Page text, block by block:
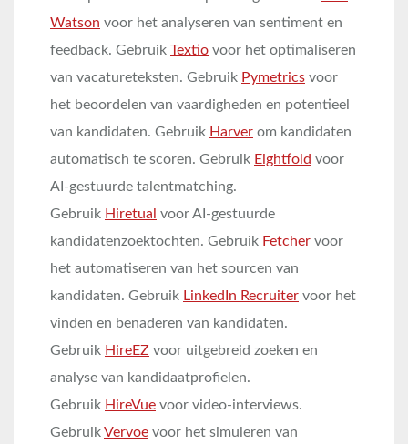
Watson voor het analyseren van sentiment en
feedback. Gebruik Textio voor het optimaliseren
van vacatureteksten. Gebruik Pymetrics voor
het beoordelen van vaardigheden en potentieel
van kandidaten. Gebruik Harver om kandidaten
automatisch te scoren. Gebruik Eightfold voor
AI-gestuurde talentmatching.
Gebruik Hiretual voor AI-gestuurde
kandidatenzoektochten. Gebruik Fetcher voor
het automatiseren van het sourcen van
kandidaten. Gebruik LinkedIn Recruiter voor het
vinden en benaderen van kandidaten.
Gebruik HireEZ voor uitgebreid zoeken en
analyse van kandidaatprofielen.
Gebruik HireVue voor video-interviews.
GebruikVervoe voor het simuleren van